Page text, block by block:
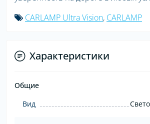
CARLAMP Ultra Vision, CARLAMP
Характеристики
Общие
Вид